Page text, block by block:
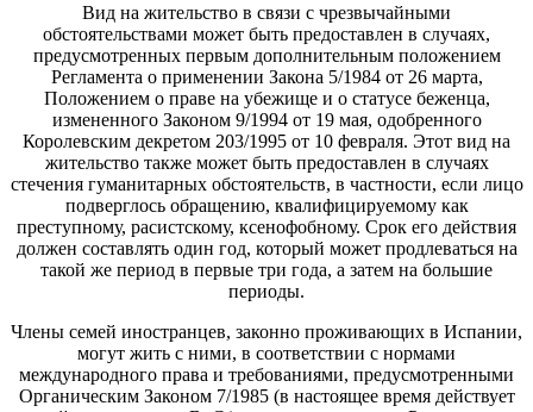
Вид на жительство в связи с чрезвычайными
обстоятельствами может быть предоставлен в случаях,
предусмотренных первым дополнительным положением
Регламента о применении Закона 5/1984 от 26 марта,
Положением о праве на убежище и о статусе беженца,
измененного Законом 9/1994 от 19 мая, одобренного
Королевским декретом 203/1995 от 10 февраля. Этот вид на
жительство также может быть предоставлен в случаях
стечения гуманитарных обстоятельств, в частности, если лицо
подверглось обращению, квалифицируемому как
преступному, расистскому, ксенофобному. Срок его действия
должен составлять один год, который может продлеваться на
такой же период в первые три года, а затем на большие
периоды.
Члены семей иностранцев, законно проживающих в Испании,
могут жить с ними, в соответствии с нормами
международного права и требованиями, предусмотренными
Органическим Законом 7/1985 (в настоящее время действует